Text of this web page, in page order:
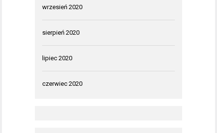
wrzesień 2020
sierpień 2020
lipiec 2020
czerwiec 2020